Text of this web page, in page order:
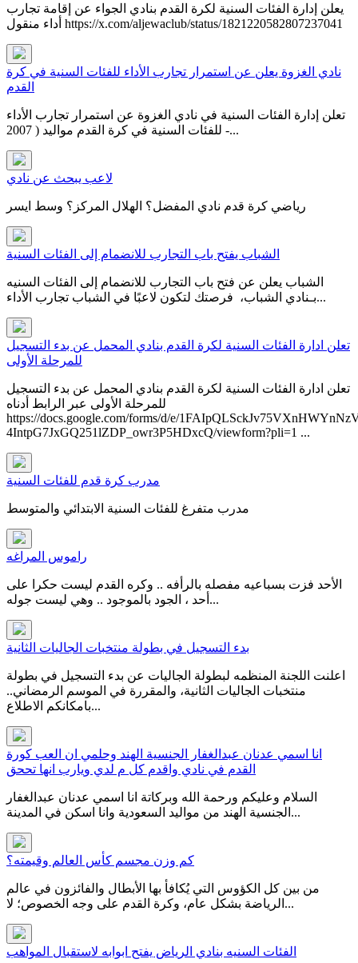
يعلن إدارة الفئات السنية لكرة القدم بنادي الجواء عن إقامة تجارب
أداء منقول https://x.com/aljewaclub/status/1821220582807237041
نادي الغزوة يعلن عن استمرار تجارب الأداء للفئات السنية في كرة
القدم
تعلن إدارة الفئات السنية في نادي الغزوة عن استمرار تجارب الأداء
للفئات السنية في كرة القدم مواليد ( 2007 -...
لاعب يبحث عن نادي
رياضي كرة قدم نادي المفضل؟ الهلال المركز؟ وسط ايسر
الشباب يفتح باب التجارب للانضمام إلى الفئات السنية
الشباب يعلن عن فتح باب التجارب للانضمام إلى الفئات السنيه
بـنادي الشباب، فرصتك لتكون لاعبًا في ⁧‫الشباب‬⁩ ‏تجارب الأداء...
تعلن ادارة الفئات السنية لكرة القدم بنادي المحمل عن بدء التسجيل
للمرحلة الأولى
تعلن ادارة الفئات السنية لكرة القدم بنادي المحمل عن بدء التسجيل
للمرحلة الأولى عبر الرابط أدناه​
https://docs.google.com/forms/d/e/
4IntpG7JxGQ251lZDP_owr3P5HDxcQ/viewform?pli=1 ...
مدرب كرة قدم للفئات السنية
راموس المراغه
الأحد فزت بسباعيه مفصله بالرأفه .. وكره القدم ليست حكرا على
أحد ، الجود بالموجود .. وهي ليست جوله...
بدء التسجيل في بطولة منتخبات الجاليات الثانية
اعلنت اللجنة المنظمه لبطولة الجاليات عن بدء التسجيل في بطولة
منتخبات الجاليات الثانية، والمقررة في الموسم الرمضاني..
بامكانكم الاطلاع...
انا اسمي عدنان عبدالغفار الجنسية الهند وحلمي ان العب كورة
القدم في نادي واقدم كل م لدي ويارب انها تححق
السلام وعليكم ورحمة الله وبركاتة انا اسمي عدنان عبدالغفار
الجنسية الهند من مواليد السعودية وانا اسكن في المدينة...
كم وزن مجسم كأس العالم وقيمته؟
من بين كل الكؤوس التي يُكافأ بها الأبطال والفائزون في عالم
الرياضة بشكل عام، وكرة القدم على وجه الخصوص؛ لا...
الفئات السنيه بنادي الرياض يفتح ابوابه لاستقبال المواهب